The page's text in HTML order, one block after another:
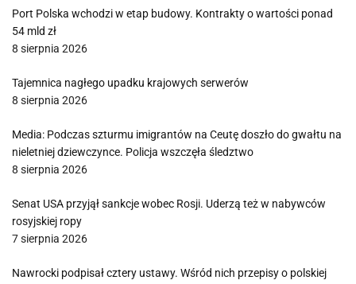
Port Polska wchodzi w etap budowy. Kontrakty o wartości ponad
54 mld zł
8 sierpnia 2026
Tajemnica nagłego upadku krajowych serwerów
8 sierpnia 2026
Media: Podczas szturmu imigrantów na Ceutę doszło do gwałtu na
nieletniej dziewczynce. Policja wszczęła śledztwo
8 sierpnia 2026
Senat USA przyjął sankcje wobec Rosji. Uderzą też w nabywców
rosyjskiej ropy
7 sierpnia 2026
Nawrocki podpisał cztery ustawy. Wśród nich przepisy o polskiej